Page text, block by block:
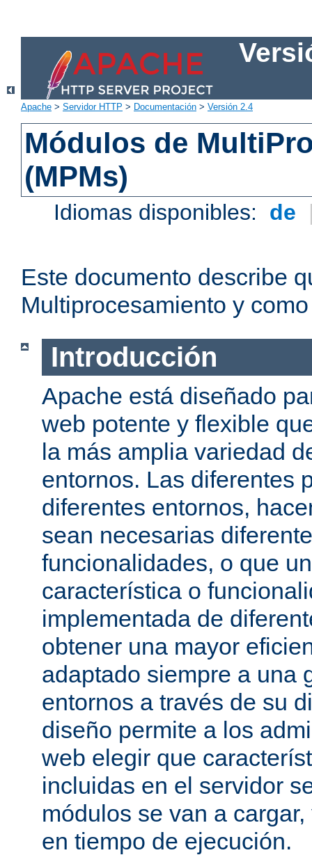
Apache > Servidor HTTP > Documentación > Versión 2.4
Módulos de
(MPMs)
Idiomas disponibles: de
Este documento describe
Multiprocesamiento y
Introducción
Apache está diseñado
web potente y flexible
la más amplia variedad
entornos. Las diferentes
diferentes entornos,
sean necesarias
funcionalidades, o que
característica o
implementada de
obtener una mayor
adaptado siempre a una
entornos a través de su
diseño permite a los
web elegir que
incluidas en el servidor
módulos se van a
en tiempo de ejecución.